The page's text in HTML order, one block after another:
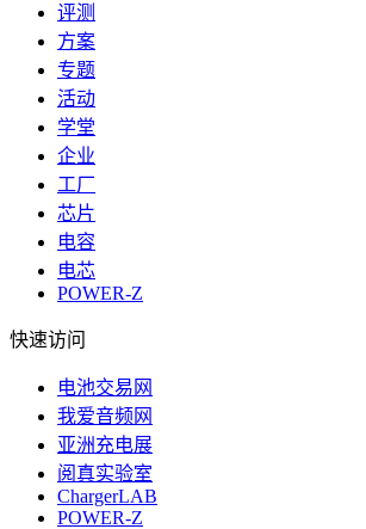
评测
方案
专题
活动
学堂
企业
工厂
芯片
电容
电芯
POWER-Z
快速访问
电池交易网
我爱音频网
亚洲充电展
阅真实验室
ChargerLAB
POWER-Z